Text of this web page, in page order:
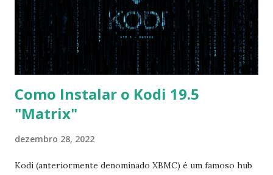
vai garantir que ele tente primeiro o boot pela USB, depois
pelo CD e por último no HD. Apenas as opções acima são
as necessá...
Como Instalar o Kodi 19.5
"Matrix"
dezembro 28, 2022
Kodi (anteriormente denominado XBMC) é um famoso hub